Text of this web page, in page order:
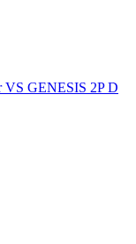
GENESIS 2P D